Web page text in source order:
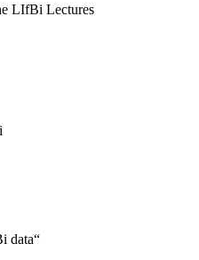
LIfBi Lectures
data“